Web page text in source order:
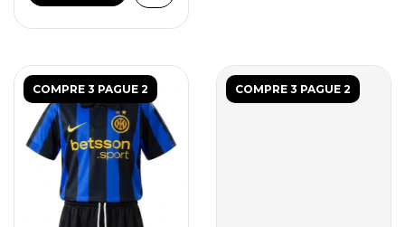
COMPRE 3 PAGUE 2 COMPRE 3 PAGUE 2